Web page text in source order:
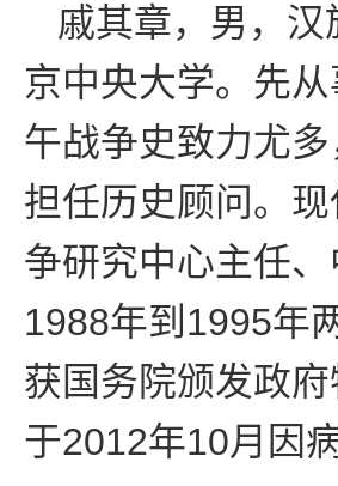
戚其章，男，
京中央大学。先
午战争史致力尤
担任历史顾问。
争研究中心主任
1988年到1995年
获国务院颁发政
于2012年10月因